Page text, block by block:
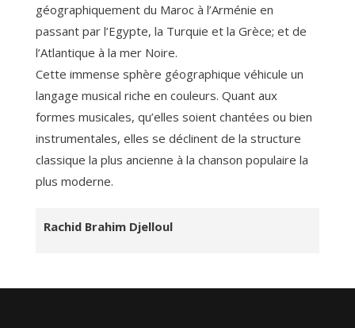
géographiquement du Maroc à l’Arménie en
passant par l’Egypte, la Turquie et la Grèce; et de
l’Atlantique à la mer Noire.
Cette immense sphère géographique véhicule un
langage musical riche en couleurs. Quant aux
formes musicales, qu’elles soient chantées ou bien
instrumentales, elles se déclinent de la structure
classique la plus ancienne à la chanson populaire la
plus moderne.
Rachid Brahim Djelloul